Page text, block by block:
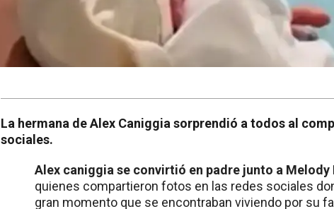
La hermana de Alex Caniggia sorprendió a todos al
sociales.
Alex caniggia se convirtió en padre junto a Melody
quienes compartieron fotos en las redes sociales
gran momento que se encontraban viviendo por su